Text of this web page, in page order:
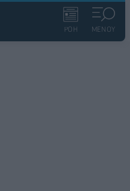
ΡΟΗ ΜΕΝΟΥ